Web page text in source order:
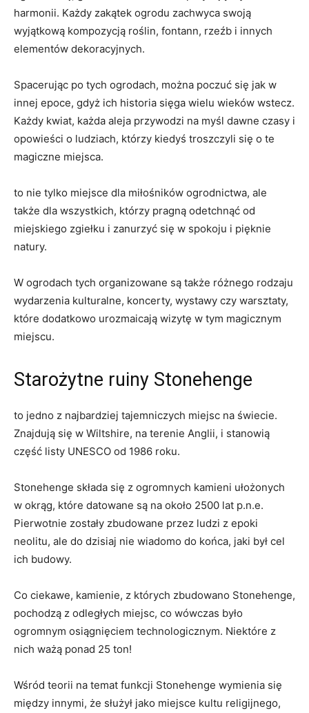
harmonii. Każdy zakątek ogrodu zachwyca swoją
wyjątkową kompozycją roślin, fontann, rzeźb‍ i​ innych
elementów ⁤dekoracyjnych.
Spacerując po tych‍ ogrodach, można⁣ poczuć się jak w
innej epoce, gdyż ich ⁤historia sięga wielu wieków wstecz.
Każdy kwiat, ‍każda aleja przywodzi ⁢na⁢ myśl ​dawne czasy i
opowieści o ludziach, ⁤którzy ​kiedyś troszczyli⁢ się o te
magiczne miejsca.
‍to nie ⁣tylko miejsce ‍dla​ miłośników⁢ ogrodnictwa, ale
także dla wszystkich, którzy​ pragną odetchnąć od
miejskiego zgiełku i zanurzyć się w spokoju i pięknie
natury.
W ogrodach ‌tych organizowane są także różnego rodzaju
wydarzenia kulturalne, koncerty, wystawy czy warsztaty,​
które dodatkowo⁤ urozmaicają wizytę w ​tym magicznym
miejscu.
Starożytne ruiny Stonehenge
to jedno z najbardziej⁣ tajemniczych ⁤miejsc na świecie.
Znajdują się w Wiltshire, ‌na terenie Anglii,⁤ i⁢ stanowią
część ⁤listy UNESCO od‍ 1986 roku.
Stonehenge składa⁢ się ‍z ogromnych kamieni ‍ułożonych
w okrąg, które datowane ⁤są‍ na około 2500 lat p.n.e.
Pierwotnie zostały zbudowane przez ⁤ludzi ⁤z epoki
neolitu, ale‍ do dzisiaj‌ nie ⁤wiadomo do⁤ końca, jaki był cel
ich budowy.
Co ciekawe, ​kamienie, z których zbudowano Stonehenge,
pochodzą z odległych‍ miejsc, co wówczas ⁣było⁤
ogromnym osiągnięciem‍ technologicznym. Niektóre z
nich ważą ponad 25 ton!
Wśród ⁤teorii na temat funkcji Stonehenge wymienia się
między innymi, że służył jako miejsce kultu religijnego,